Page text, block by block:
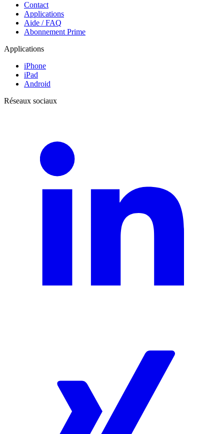
Contact
Applications
Aide / FAQ
Abonnement Prime
Applications
iPhone
iPad
Android
Réseaux sociaux